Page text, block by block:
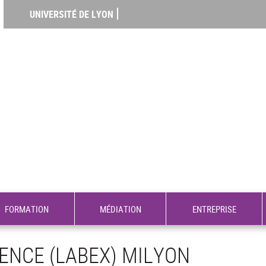
UNIVERSITÉ DE LYON
FORMATION MÉDIATION ENTREPRISE
(LABEX) MILYON